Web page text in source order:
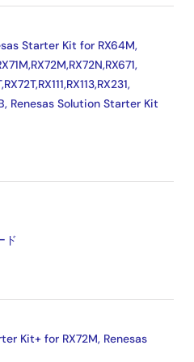
Starter Kit for RX64M,
Renesas Solution Starter Kit
ド
Kit+ for RX72M, Renesas